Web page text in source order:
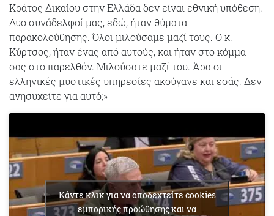
Κράτος Δικαίου στην Ελλάδα δεν είναι εθνική υπόθεση.
Δυο συνάδελφοί μας, εδώ, ήταν θύματα
παρακολούθησης. Όλοι μιλούσαμε μαζί τους. Ο κ.
Κύρτσος, ήταν ένας από αυτούς, και ήταν στο κόμμα
σας στο παρελθόν. Μιλούσατε μαζί του. Άρα οι
ελληνικές μυστικές υπηρεσίες ακούγανε και εσάς. Δεν
ανησυχείτε για αυτό;»
Κάντε κλικ για να αποδεχτείτε cookies
εμπορικής προώθησης και να